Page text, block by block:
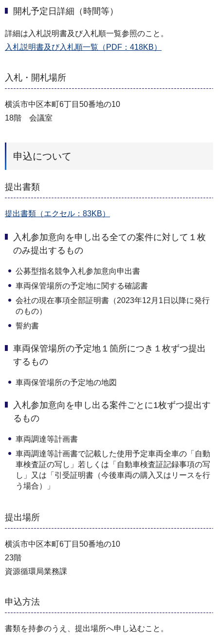
開札予定日詳細（時間等）
詳細は入札説明書及び入札順一覧参照のこと。
入札説明書及び入札順一覧（PDF：418KB）
入札・開札場所
横浜市中区本町6丁目50番地の10
18階 会議室
申込について
提出書類
提出書類（エクセル：83KB）
入札参加意向を申し出る全ての案件に対して１枚
のみ提出するもの
公募型指名競争入札参加意向申出書
車両保管場所の予定地に関する確認書
会社の現在事項全部証明書（2023年12月1日以降に発行
のもの）
誓約書
車両保管場所の予定地１箇所につき１枚ずつ提出
するもの
車両保管場所の予定地の地図
入札参加意向を申し出る案件ごとに1枚ずつ提出す
るもの
車両調達等計画書
車両調達等計画書で記載した使用予定車両全車の「自動
車検査証の写し」若しくは「自動車検査証記録事項の写
し」又は「引受証明書（今後車両の購入又はリースを行
う場合）」
提出場所
横浜市中区本町6丁目50番地の10
23階
資源循環局業務課
申込方法
書類を持参のうえ、提出場所へ申し込むこと。